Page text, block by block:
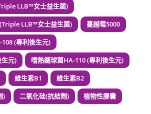
加入購物車
加入購物車
LLB™女士益生菌)
LLB™女士益生菌)
蔓越莓5000
(專利後生元)
元)
嗜熱鏈球菌HA-110 (專利後生元)
維生素B1
維生素B2
) 二氧化硅(抗結劑)
植物性膠囊